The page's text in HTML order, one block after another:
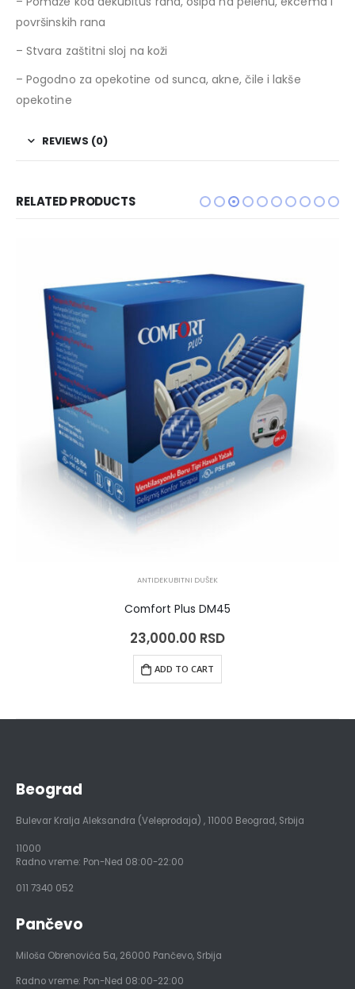
površinskih rana
– Stvara zaštitni sloj na koži
– Pogodno za opekotine od sunca, akne, čile i lakše
opekotine
REVIEWS (0)
RELATED PRODUCTS
ANTIDEKUBITNI DUŠEK
Comfort Plus DM45
23,000.00 RSD
ADD TO CART
Beograd
Bulevar Kralja Aleksandra (Veleprodaja) ,11000 Beograd, Srbija
11000
Radno vreme: Pon-Ned 08:00-22:00
011 7340 052
Pančevo
Miloša Obrenovića 5a, 26000 Pančevo, Srbija
Radno vreme: Pon-Ned 08:00-22:00